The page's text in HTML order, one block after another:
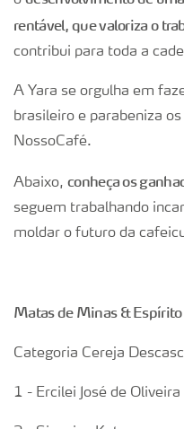
rentável, que valoriza o
contribui para toda a
A Yara se orgulha em
brasileiro e parabeniza
NossoCafé.
Abaixo, conheça os
seguem trabalhando
moldar o futuro da
Matas de Minas &
Categoria Cereja
1 - Ercilei José de Oliveira